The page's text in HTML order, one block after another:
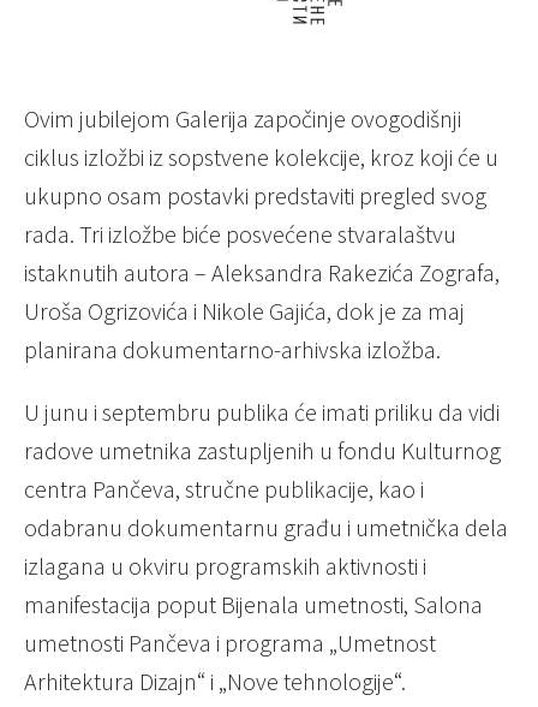
Ovim jubilejom Galerija započinje ovogodišnji
ciklus izložbi iz sopstvene kolekcije, kroz koji će u
ukupno osam postavki predstaviti pregled svog
rada. Tri izložbe biće posvećene stvaralaštvu
istaknutih autora – Aleksandra Rakezića Zografa,
Uroša Ogrizovića i Nikole Gajića, dok je za maj
planirana dokumentarno-arhivska izložba.
U junu i septembru publika će imati priliku da vidi
radove umetnika zastupljenih u fondu Kulturnog
centra Pančeva, stručne publikacije, kao i
odabranu dokumentarnu građu i umetnička dela
izlagana u okviru programskih aktivnosti i
manifestacija poput Bijenala umetnosti, Salona
umetnosti Pančeva i programa „Umetnost
Arhitektura Dizajn“ i „Nove tehnologije“.